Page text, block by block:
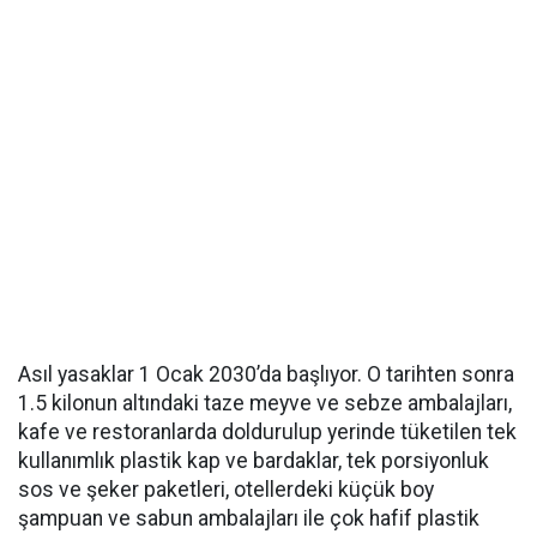
Asıl yasaklar 1 Ocak 2030’da başlıyor. O tarihten sonra
1.5 kilonun altındaki taze meyve ve sebze ambalajları,
kafe ve restoranlarda doldurulup yerinde tüketilen tek
kullanımlık plastik kap ve bardaklar, tek porsiyonluk
sos ve şeker paketleri, otellerdeki küçük boy
şampuan ve sabun ambalajları ile çok hafif plastik